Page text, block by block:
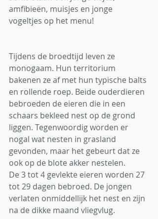
amfibieën, muisjes en jonge
vogeltjes op het menu!
Tijdens de broedtijd leven ze
monogaam. Hun territorium
bakenen ze af met hun typische balts
en rollende roep. Beide ouderdieren
bebroeden de eieren die in een
schaars bekleed nest op de grond
liggen. Tegenwoordig worden er
nogal wat nesten in grasland
gevonden, maar het gebeurt dat ze
ook op de blote akker nestelen.
De 3 tot 4 gevlekte eieren worden 27
tot 29 dagen bebroed. De jongen
verlaten onmiddellijk het nest en zijn
na de dikke maand vliegvlug.